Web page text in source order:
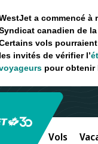
a commencé
canadien de
vols
les invités de vérifier l’
pour obtenir
Vols